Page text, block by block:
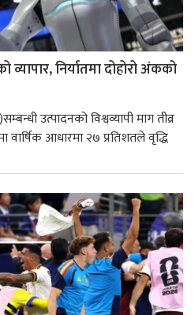
निर्यातमा दोहोरो अंकको
उत्पादनको विश्वव्यापी माग तीव्र
वार्षिक आधारमा २७ प्रतिशतले वृद्धि